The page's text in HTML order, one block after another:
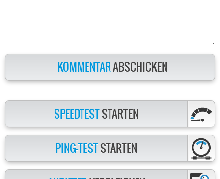
KOMMENTARABSCHICKEN
SPEEDTESTSTARTEN
PING-TESTSTARTEN